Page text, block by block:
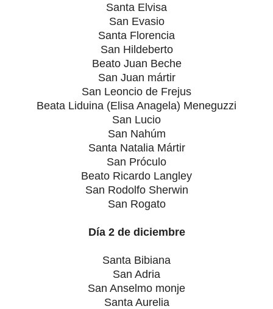
Santa Elvisa
San Evasio
Santa Florencia
San Hildeberto
Beato Juan Beche
San Juan mártir
San Leoncio de Frejus
Beata Liduina (Elisa Anagela) Meneguzzi
San Lucio
San Nahúm
Santa Natalia Mártir
San Próculo
Beato Ricardo Langley
San Rodolfo Sherwin
San Rogato
Día 2 de diciembre
Santa Bibiana
San Adria
San Anselmo monje
Santa Aurelia